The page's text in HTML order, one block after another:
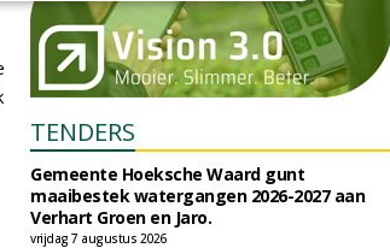
TENDERS
Gemeente Hoeksche Waard gunt
maaibestek watergangen 2026-2027 aan
Verhart Groen en Jaro.
vrijdag 7 augustus 2026